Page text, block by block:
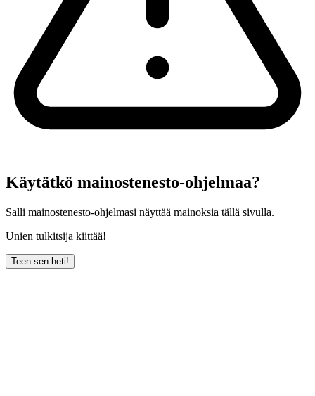
Käytätkö mainostenesto-ohjelmaa?
Salli mainostenesto-ohjelmasi näyttää mainoksia tällä sivulla.
Unien tulkitsija kiittää!
Teen sen heti!